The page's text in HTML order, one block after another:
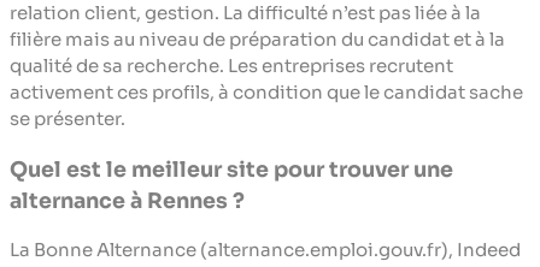
relation client, gestion. La difficulté n’est pas liée à la
filière mais au niveau de préparation du candidat et à la
qualité de sa recherche. Les entreprises recrutent
activement ces profils, à condition que le candidat sache
se présenter.
Quel est le meilleur site pour trouver une
alternance à Rennes ?
La Bonne Alternance (alternance.emploi.gouv.fr), Indeed